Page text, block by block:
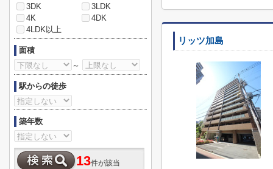
リッツ加島
3DK
3LDK
4K
4DK
4LDK以上
面積
～
駅からの徒歩
築年数
13件が該当